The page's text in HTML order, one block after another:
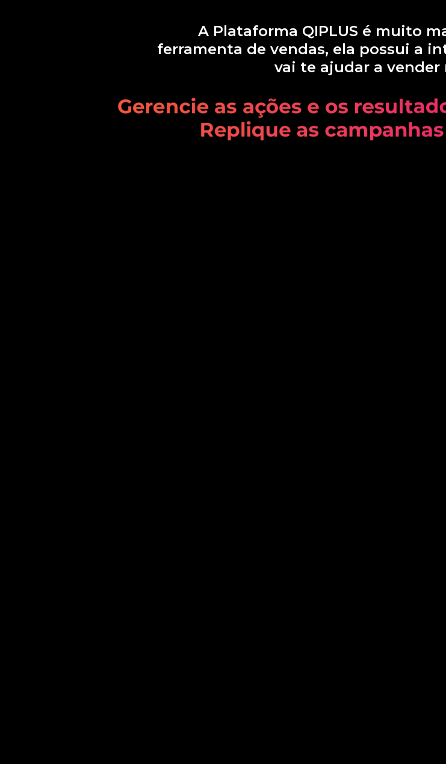
A Plataforma QIPLUS é muito
ferramenta de vendas, ela possui a
vai te ajudar a